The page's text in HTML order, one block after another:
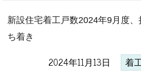
新設住宅着工戸数2024年9月度
ち着き
2024年11月13日 着